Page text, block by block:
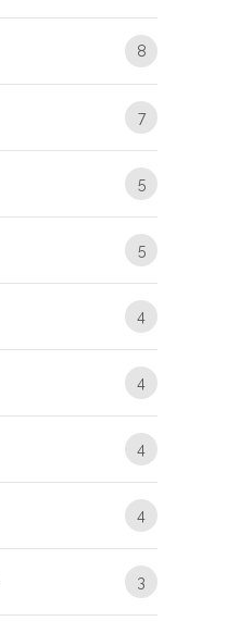
8
7
5
5
4
4
4
4
3